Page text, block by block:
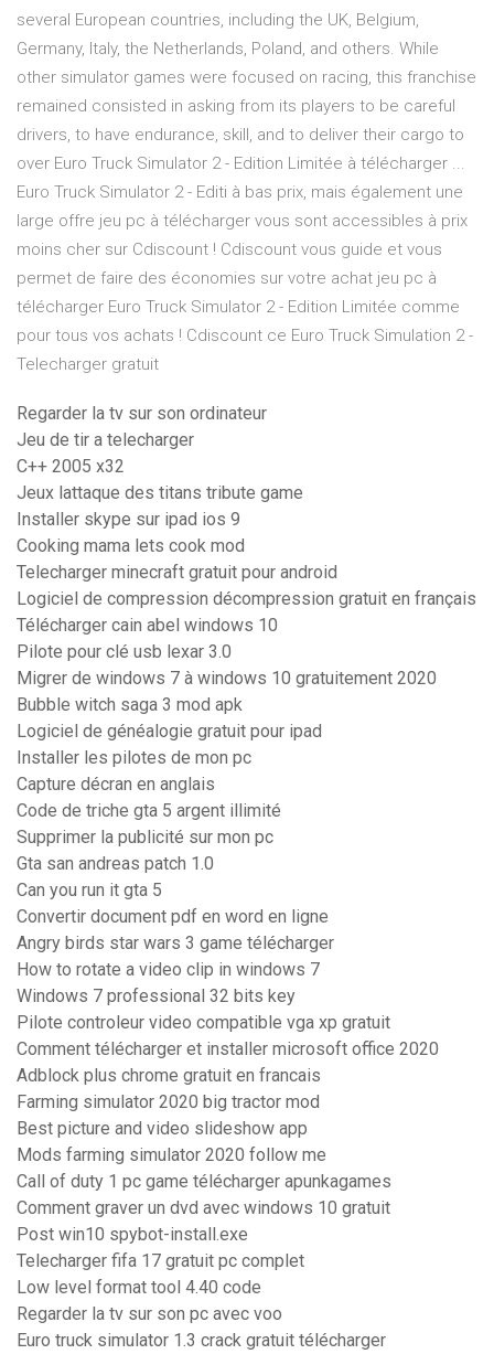
several European countries, including the UK, Belgium,
Germany, Italy, the Netherlands, Poland, and others. While
other simulator games were focused on racing, this franchise
remained consisted in asking from its players to be careful
drivers, to have endurance, skill, and to deliver their cargo to
over Euro Truck Simulator 2 - Edition Limitée à télécharger ...
Euro Truck Simulator 2 - Editi à bas prix, mais également une
large offre jeu pc à télécharger vous sont accessibles à prix
moins cher sur Cdiscount ! Cdiscount vous guide et vous
permet de faire des économies sur votre achat jeu pc à
télécharger Euro Truck Simulator 2 - Edition Limitée comme
pour tous vos achats ! Cdiscount ce Euro Truck Simulation 2 -
Telecharger gratuit
Regarder la tv sur son ordinateur
Jeu de tir a telecharger
C++ 2005 x32
Jeux lattaque des titans tribute game
Installer skype sur ipad ios 9
Cooking mama lets cook mod
Telecharger minecraft gratuit pour android
Logiciel de compression décompression gratuit en français
Télécharger cain abel windows 10
Pilote pour clé usb lexar 3.0
Migrer de windows 7 à windows 10 gratuitement 2020
Bubble witch saga 3 mod apk
Logiciel de généalogie gratuit pour ipad
Installer les pilotes de mon pc
Capture décran en anglais
Code de triche gta 5 argent illimité
Supprimer la publicité sur mon pc
Gta san andreas patch 1.0
Can you run it gta 5
Convertir document pdf en word en ligne
Angry birds star wars 3 game télécharger
How to rotate a video clip in windows 7
Windows 7 professional 32 bits key
Pilote controleur video compatible vga xp gratuit
Comment télécharger et installer microsoft office 2020
Adblock plus chrome gratuit en francais
Farming simulator 2020 big tractor mod
Best picture and video slideshow app
Mods farming simulator 2020 follow me
Call of duty 1 pc game télécharger apunkagames
Comment graver un dvd avec windows 10 gratuit
Post win10 spybot-install.exe
Telecharger fifa 17 gratuit pc complet
Low level format tool 4.40 code
Regarder la tv sur son pc avec voo
Euro truck simulator 1.3 crack gratuit télécharger